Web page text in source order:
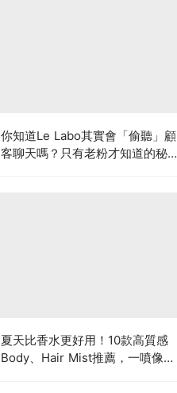
你知道Le Labo其實會「偷聽」顧
客聊天嗎？只有老粉才知道的秘密
夏天比香水更好用！10款高質感
Body、Hair Mist推薦，一噴像剛